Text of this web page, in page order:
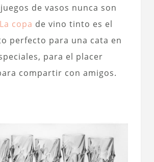
de vasos nunca son
La copa de vino tinto es el
perfecto para una cata en
para el placer
compartir con amigos.